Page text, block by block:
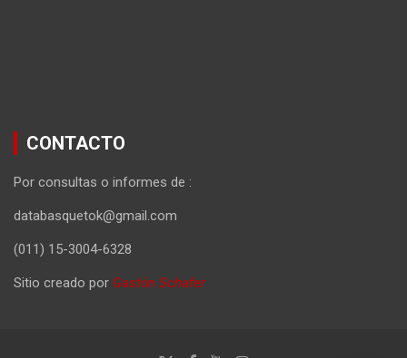
CONTACTO
Por consultas o informes de :
databasquetok@gmail.com
(011) 15-3004-6328
Sitio creado por Gastón Schafer